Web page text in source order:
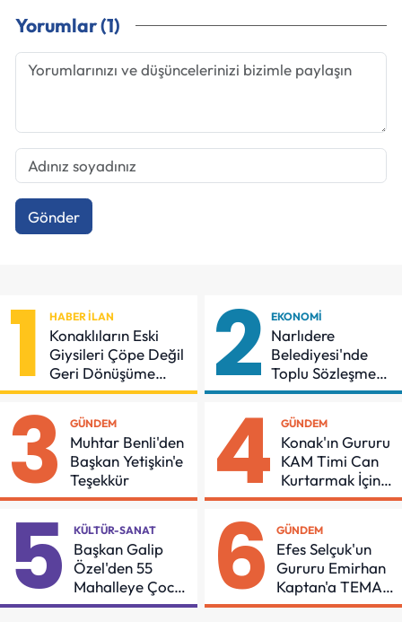
Yorumlar (1)
Gönder
1 HABER İLAN
Konaklıların Eski
Giysileri Çöpe Değil
Geri Dönüşüme
Gidiyor
2 EKONOMI
Narlıdere
Belediyesi'nde
Toplu Sözleşmeye
İmzalar Atıldı
3 GÜNDEM
Muhtar Benli'den
Başkan Yetişkin'e
Teşekkür
4 GÜNDEM
Konak'ın Gururu
KAM Timi Can
Kurtarmak İçin
Demir Aldı
5 KÜLTÜR-SANAT
Başkan Galip
Özel'den 55
Mahalleye Çocuk
Şenliği
6 GÜNDEM
Efes Selçuk'un
Gururu Emirhan
Kaptan'a TEMA
Vakfı Bağışıyla